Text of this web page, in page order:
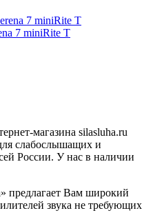
7 miniRite T
магазина silasluha.ru
слабослышащих и
России. У нас в наличии
предлагает Вам широкий
звука не требующих